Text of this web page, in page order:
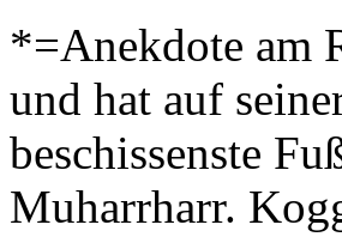
*=Anekdote am
und hat auf
beschissenste
Muharrharr.